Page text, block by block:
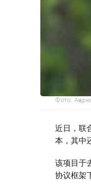
Фото:
近日，联
本，其中
该项目于
协议框架